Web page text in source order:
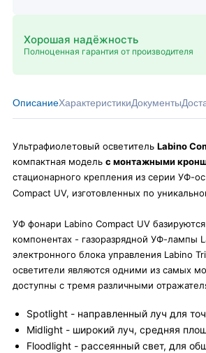
Хорошая надёжность
Полноценная гарантия от производителя
ОписаниеХарактеристикиДокументы
Ультрафиолетовый осветитель Labino
компактная модель с монтажными
стационарного крепления из серии УФ-
Compact UV, изготовленных по
УФ фонари Labino Compact UV
компонентах - газоразрядной УФ-лампы
электронного блока управления Labino
осветители являются одними из самых
доступны с тремя различными
Spotlight - направленный луч для
Midlight - широкий луч, средняя
Floodlight - рассеянный свет, для